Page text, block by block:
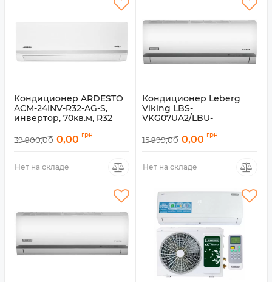
Кондиционер ARDESTO
ACM-24INV-R32-AG-S,
инвертор, 70кв.м, R32
39 900,00 0,00 грн
Нет на складе
Кондиционер Leberg
Viking LBS-
VKG07UA2/LBU-
VKG07UA2, инвертор,
21кв.м, R410
15 999,00 0,00 грн
Нет на складе